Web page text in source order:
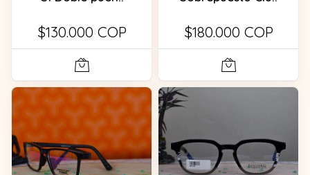
$130.000 COP $180.000 COP